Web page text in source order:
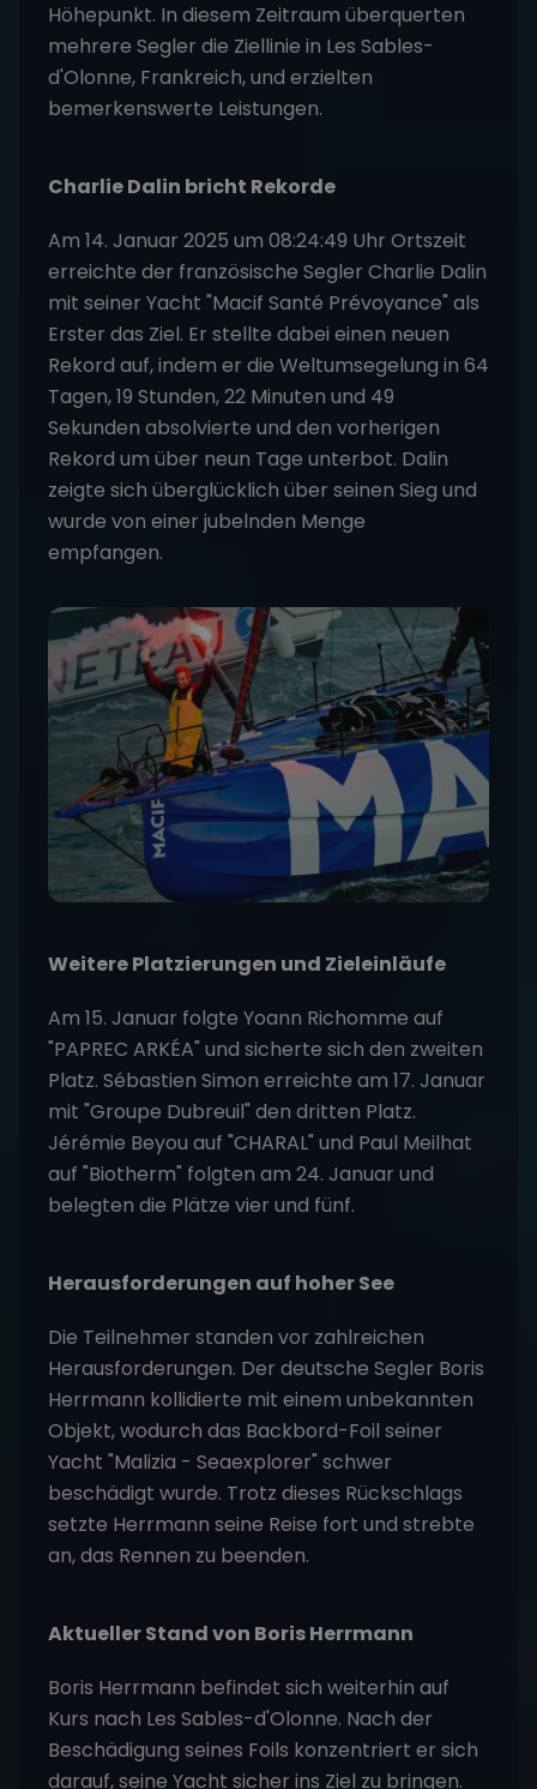
Höhepunkt. In diesem Zeitraum überquerten
mehrere Segler die Ziellinie in Les Sables-
d'Olonne, Frankreich, und erzielten
bemerkenswerte Leistungen.
Charlie Dalin bricht Rekorde
Am 14. Januar 2025 um 08:24:49 Uhr Ortszeit
erreichte der französische Segler Charlie Dalin
mit seiner Yacht "Macif Santé Prévoyance" als
Erster das Ziel. Er stellte dabei einen neuen
Rekord auf, indem er die Weltumsegelung in 64
Tagen, 19 Stunden, 22 Minuten und 49
Sekunden absolvierte und den vorherigen
Rekord um über neun Tage unterbot. Dalin
zeigte sich überglücklich über seinen Sieg und
wurde von einer jubelnden Menge
empfangen.
Weitere Platzierungen und Zieleinläufe
Am 15. Januar folgte Yoann Richomme auf
"PAPREC ARKÉA" und sicherte sich den zweiten
Platz. Sébastien Simon erreichte am 17. Januar
mit "Groupe Dubreuil" den dritten Platz.
Jérémie Beyou auf "CHARAL" und Paul Meilhat
auf "Biotherm" folgten am 24. Januar und
belegten die Plätze vier und fünf.
Herausforderungen auf hoher See
Die Teilnehmer standen vor zahlreichen
Herausforderungen. Der deutsche Segler Boris
Herrmann kollidierte mit einem unbekannten
Objekt, wodurch das Backbord-Foil seiner
Yacht "Malizia - Seaexplorer" schwer
beschädigt wurde. Trotz dieses Rückschlags
setzte Herrmann seine Reise fort und strebte
an, das Rennen zu beenden.
Aktueller Stand von Boris Herrmann
Boris Herrmann befindet sich weiterhin auf
Kurs nach Les Sables-d'Olonne. Nach der
Beschädigung seines Foils konzentriert er sich
darauf, seine Yacht sicher ins Ziel zu bringen.